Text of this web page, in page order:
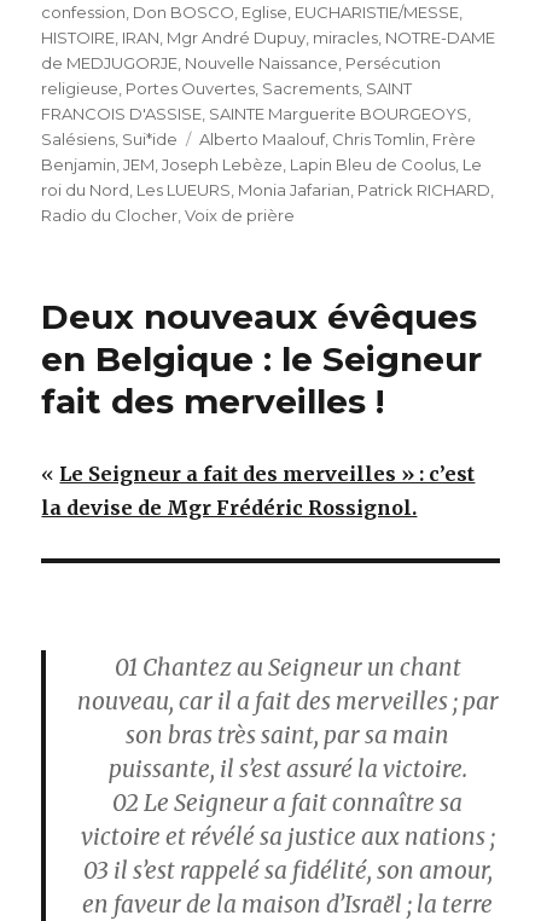
le
confession, Don BOSCO, Eglise, EUCHARISTIE/MESSE,
HISTOIRE, IRAN, Mgr André Dupuy, miracles, NOTRE-DAME
de MEDJUGORJE, Nouvelle Naissance, Persécution
religieuse, Portes Ouvertes, Sacrements, SAINT
FRANCOIS D'ASSISE, SAINTE Marguerite BOURGEOYS,
Salésiens, Sui*ide Étiquettes
Alberto Maalouf, Chris Tomlin, Frère
Benjamin,JEM,Joseph Lebèze, Lapin Bleu de Coolus, Le
roi du Nord, Les LUEURS, Monia Jafarian, Patrick RICHARD,
Radio du Clocher,Voix de prière
Deux nouveaux évêques
en Belgique : le Seigneur
fait des merveilles !
« Le Seigneur a fait des merveilles » : c’est
la devise de Mgr Frédéric Rossignol.
01 Chantez au Seigneur un chant
nouveau, car il a fait des merveilles ; par
son bras très saint, par sa main
puissante, il s’est assuré la victoire.
02 Le Seigneur a fait connaître sa
victoire et révélé sa justice aux nations ;
03 il s’est rappelé sa fidélité, son amour,
en faveur de la maison d’Israël ; la terre